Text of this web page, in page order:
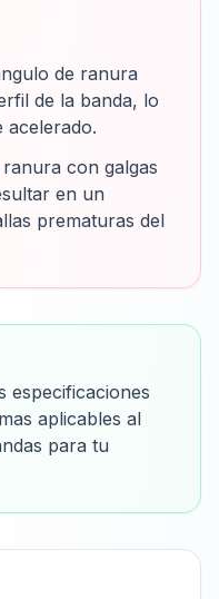
de ranura
de la banda, lo
acelerado.
con galgas
en un
prematuras del
especificaciones
aplicables al
para tu